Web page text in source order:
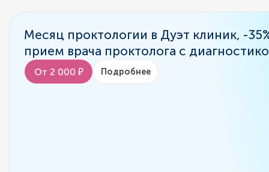
Месяц проктологии в Дуэт клиник, -
прием врача проктолога с
От 2 000 ₽ Подробнее